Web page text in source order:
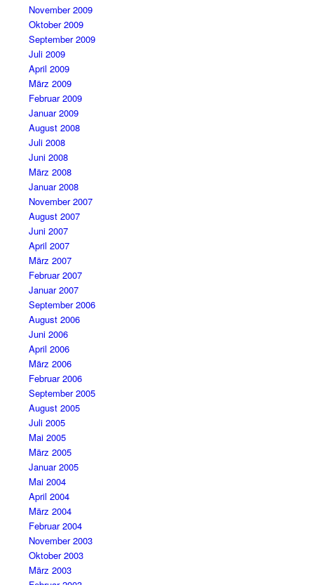
November 2009
Oktober 2009
September 2009
Juli 2009
April 2009
März 2009
Februar 2009
Januar 2009
August 2008
Juli 2008
Juni 2008
März 2008
Januar 2008
November 2007
August 2007
Juni 2007
April 2007
März 2007
Februar 2007
Januar 2007
September 2006
August 2006
Juni 2006
April 2006
März 2006
Februar 2006
September 2005
August 2005
Juli 2005
Mai 2005
März 2005
Januar 2005
Mai 2004
April 2004
März 2004
Februar 2004
November 2003
Oktober 2003
März 2003